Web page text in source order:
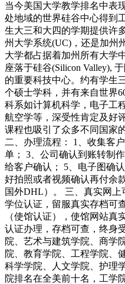
当今美国大学教学排名中表
处地域的世界硅谷中心得到
生大三和大四的学期提供许
州大学系统(UC)，还是加州
大学都占据着加州所有大学
座落于硅谷(Silicon Valley),
的重要科技中心。约有学生
个硕士学科，并有来自世界
科系如计算机科学，电子工
航空学等，深受性肯定及好
课程也吸引了众多不同国家
二、办理流程： 1、收集客
单； 3、公司确认到账转制
给客户确认； 5、电子图确
好拍照或者视频确认再付余
国外DHL）。 三、真实网
学位认证，留服真实存档可
（使馆认证），使馆网站真
认证办理，存档可查，终身
院、艺术与建筑学院、商学
院、教育学院、工程学院、
科学学院、人文学院、护理
院排名在全美前十名，工学